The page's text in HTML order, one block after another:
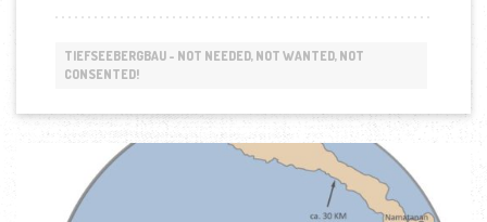
NOT
OVER!
PAZIFIK
TIEFSEEBERGBAU - NOT NEEDED, NOT WANTED, NOT
CONSENTED!